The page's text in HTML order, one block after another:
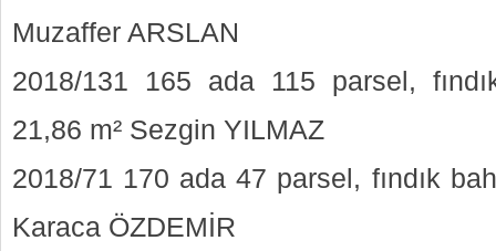
Muzaffer ARSLAN
2018/131 165 ada 115 parsel,
21,86 m² Sezgin YILMAZ
2018/71 170 ada 47 parsel, fındık
Karaca ÖZDEMİR